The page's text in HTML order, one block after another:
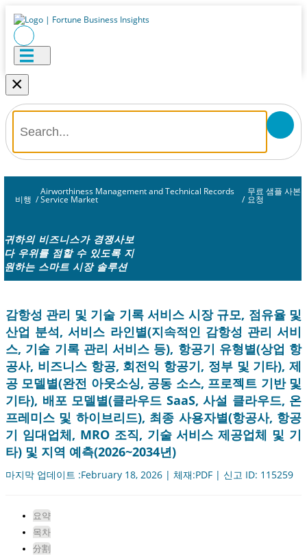
×
비행 /
Airworthiness Management and Technical Records
Service Market /
무료 샘플 사본
요청
귀하의 비즈니스가 경쟁사보
다 우위를 점할 수 있도록 지
원하는 스마트 시장 솔루션
감항성 관리 및 기술 기록 서비스 시장 규모, 점유율 및
산업 분석, 서비스 라인별(지속적인 감항성 관리 서비
스, 기술 기록 관리 서비스 등), 항공기 유형별(상업 항
공사, 비즈니스 항공, 회전익 항공기, 정부 및 기타), 제
공 모델별(완전 아웃소싱, 공동 소스, 프로젝트 기반 및
기타), 배포 모델별(클라우드 SaaS, 사설 클라우드, 온
프레미스 및 하이브리드), 최종 사용자별(항공사, 항공
기 임대업체, MRO 조직, 기술 서비스 제공업체 및 기
타) 및 지역 예측(2026~2034년)
마지막 업데이트 :February 18, 2026 | 체재:PDF | 신고 ID: 115259
요약
목차
分割